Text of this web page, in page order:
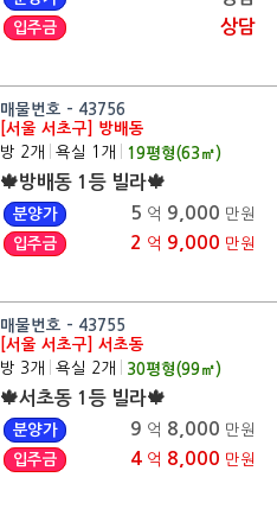
입주금 상담
매물번호 - 43756
[서울 서초구] 방배동
방 2개
욕실 1개 19평형(63㎡)
🍁방배동 1등 빌라🍁
분양가 5 억 9,000 만원
입주금
2 억 9,000 만원
매물번호 - 43755
[서울 서초구] 서초동
방 3개
욕실 2개 30평형(99㎡)
🍁서초동 1등 빌라🍁
분양가 9 억 8,000 만원
입주금
4 억 8,000 만원